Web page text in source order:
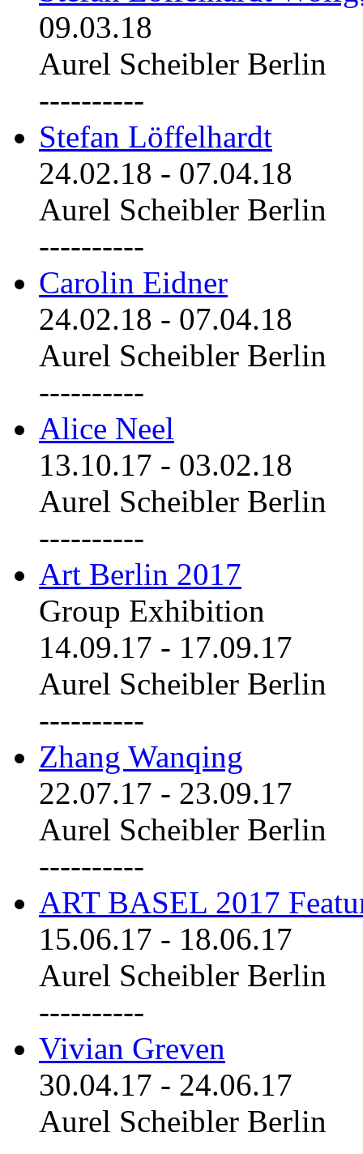
09.03.18
Aurel Scheibler Berlin
----------
Stefan Löffelhardt
24.02.18 - 07.04.18
Aurel Scheibler Berlin
----------
Carolin Eidner
24.02.18 - 07.04.18
Aurel Scheibler Berlin
----------
Alice Neel
13.10.17 - 03.02.18
Aurel Scheibler Berlin
----------
Art Berlin 2017
Group Exhibition
14.09.17 - 17.09.17
Aurel Scheibler Berlin
----------
Zhang Wanqing
22.07.17 - 23.09.17
Aurel Scheibler Berlin
----------
ART BASEL 2017
15.06.17 - 18.06.17
Aurel Scheibler Berlin
----------
Vivian Greven
30.04.17 - 24.06.17
Aurel Scheibler Berlin